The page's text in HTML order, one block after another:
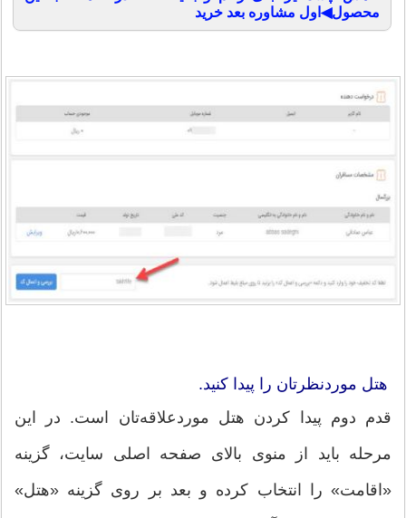
محصول◀اول مشاوره بعد خرید
هتل موردنظرتان را پیدا کنید.
قدم دوم پیدا کردن هتل موردعلاقه‌تان است. در این
مرحله باید از منوی بالای صفحه اصلی سایت، گزینه
«اقامت» را انتخاب کرده و بعد بر روی گزینه «هتل»